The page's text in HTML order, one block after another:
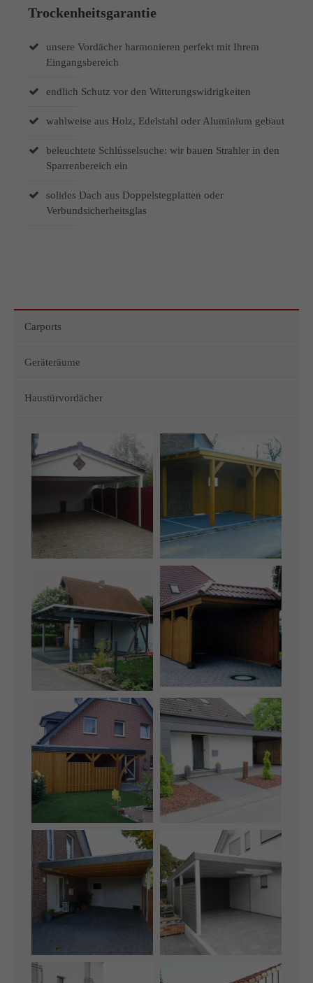
Trockenheitsgarantie
unsere Vordächer harmonieren perfekt mit Ihrem
Eingangsbereich
endlich Schutz vor den Witterungswidrigkeiten
wahlweise aus Holz, Edelstahl oder Aluminium gebaut
beleuchtete Schlüsselsuche: wir bauen Strahler in den
Sparrenbereich ein
solides Dach aus Doppelstegplatten oder
Verbundsicherheitsglas
Carports
Geräteräume
Haustürvordächer